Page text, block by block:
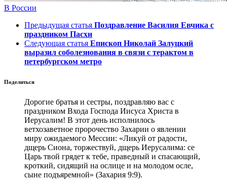
В России
Предыдущая статья Поздравление Василия Евчика с
праздником Пасхи
Следующая статья Епископ Николай Залуцкий
выразил соболезнования в связи с терактом в
петербургском метро
Поделиться
Дорогие братья и сестры, поздравляю вас с
праздником Входа Господа Иисуса Христа в
Иерусалим! В этот день исполнилось
ветхозаветное пророчество Захарии о явлении
миру ожидаемого Мессии: «Ликуй от радости,
дщерь Сиона, торжествуй, дщерь Иерусалима: се
Царь твой грядет к тебе, праведный и спасающий,
кроткий, сидящий на ослице и на молодом осле,
сыне подъяремной» (Захария 9:9).